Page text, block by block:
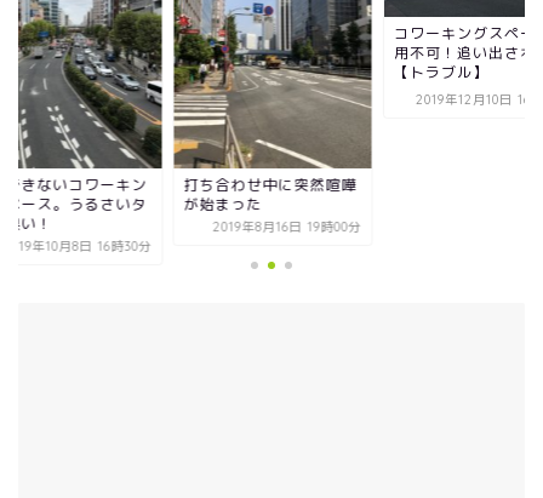
打ち合わせ中に突然喧嘩
が始まった
2019年8月16日 19時00分
コワーキングスペース利
用不可！追い出された話
【トラブル】
2019年12月10日 16時30分